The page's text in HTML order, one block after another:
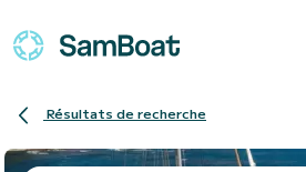
Résultats de recherche